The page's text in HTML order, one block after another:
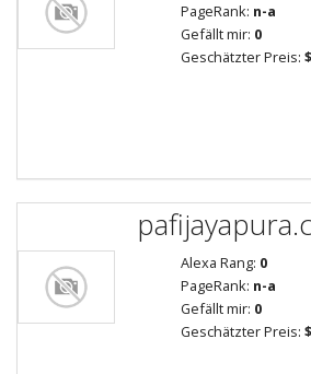
PageRank: n-a
Gefällt mir: 0
Geschätzter Preis:
Alexa Rang: 0
PageRank: n-a
Gefällt mir: 0
Geschätzter Preis: